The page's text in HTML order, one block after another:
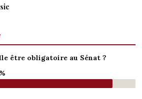
être obligatoire au Sénat ?